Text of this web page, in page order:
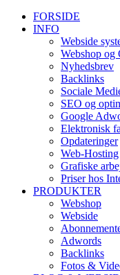
FORSIDE
INFO
Webside
Webshop og
Nyhedsbrev
Backlinks
Sociale
SEO og
Google
Elektronisk
Opdateringer
Web-Hosting
Grafiske
Priser hos
PRODUKTER
Webshop
Webside
Adwords
Backlinks
Fotos &